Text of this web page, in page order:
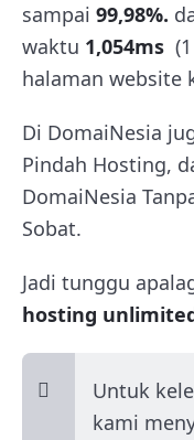
sampai 99,98%.
waktu 1,054ms
halaman website
Di DomaiNesia
Pindah Hosting,
DomaiNesia
Sobat.
Jadi tunggu
hosting
Untuk
kami